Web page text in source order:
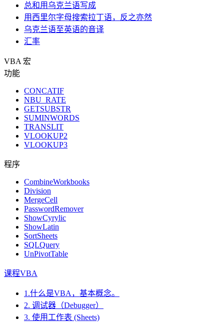
总和用乌克兰语写成
用西里尔字母搜索拉丁语，反之亦然
乌克兰语至英语的音译
汇率
VBA 宏
功能
CONCATIF
NBU_RATE
GETSUBSTR
SUMINWORDS
TRANSLIT
VLOOKUP2
VLOOKUP3
程序
CombineWorkbooks
Division
MergeCell
PasswordRemover
ShowCyrylic
ShowLatin
SortSheets
SQLQuery
UnPivotTable
课程VBA
1.什么是VBA，基本概念。
2. 调试器（Debugger）
3. 使用工作表 (Sheets)